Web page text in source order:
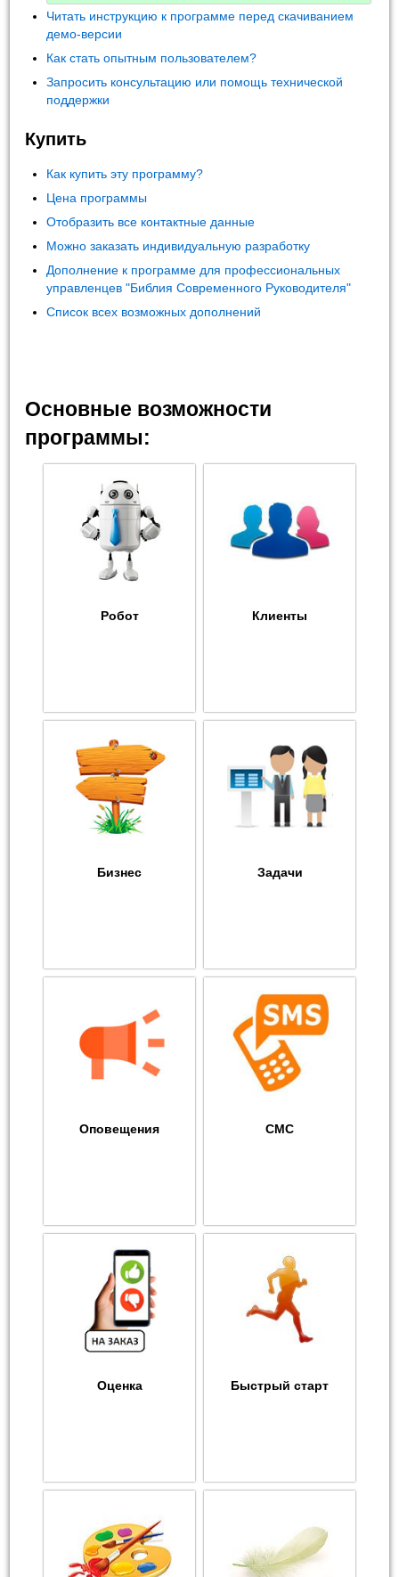
Читать инструкцию к программе перед скачиванием
демо-версии
Как стать опытным пользователем?
Запросить консультацию или помощь технической
поддержки
Купить
Как купить эту программу?
Цена программы
Отобразить все контактные данные
Можно заказать индивидуальную разработку
Дополнение к программе для профессиональных
управленцев "Библия Современного Руководителя"
Список всех возможных дополнений
Основные возможности
программы:
Робот Клиенты
Бизнес Задачи
Оповещения СМС
Оценка Быстрый старт